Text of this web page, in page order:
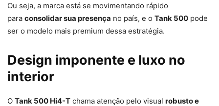
Ou seja, a marca está se movimentando rápido
para consolidar sua presença no país, e o Tank 500 pode
ser o modelo mais premium dessa estratégia.
Design imponente e luxo no
interior
O Tank 500 Hi4-T chama atenção pelo visual robusto e